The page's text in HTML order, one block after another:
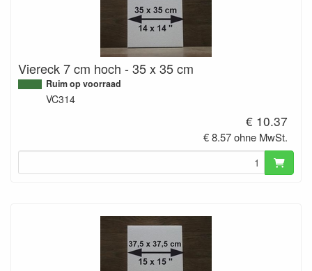
Viereck 7 cm hoch - 35 x 35 cm
Ruim op voorraad
VC314
€ 10.37
€ 8.57 ohne MwSt.